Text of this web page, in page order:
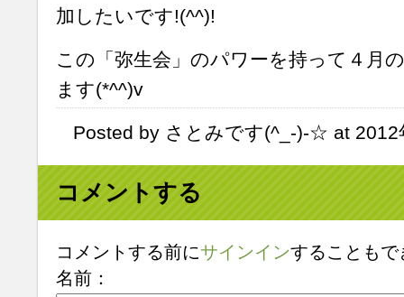
加したいです!(^^)!
この「弥生会」のパワーを持って４月
ます(*^^)v
Posted by さとみです(^_-)-☆ at
コメントする
コメントする前にサインインすることもで
名前：